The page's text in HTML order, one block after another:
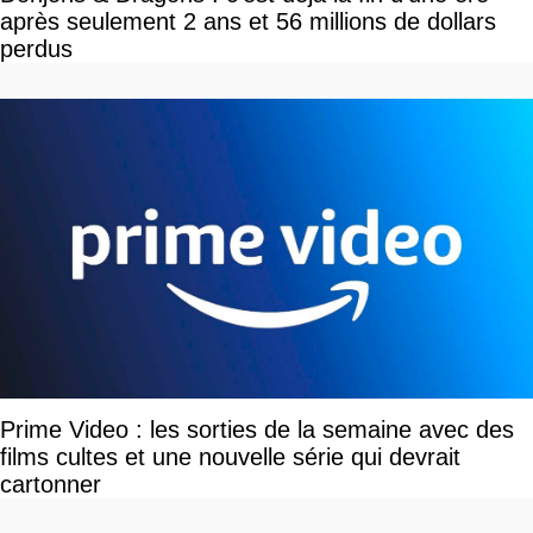
après seulement 2 ans et 56 millions de dollars
perdus
Prime Video : les sorties de la semaine avec des
films cultes et une nouvelle série qui devrait
cartonner